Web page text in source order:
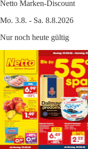
Netto Marken-Discount
Mo. 3.8. - Sa. 8.8.2026
Nur noch heute gültig